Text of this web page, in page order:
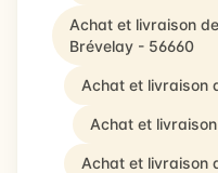
Achat et livraison
Brévelay - 56660
Achat et livraison
Achat et
Achat et livraison